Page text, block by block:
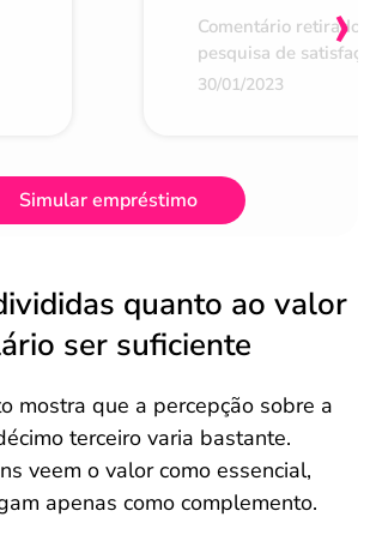
Comentário retirado
pesquisa de
30/01/2023
›
Simular empréstimo
quanto ao valor
ser suficiente
mostra que a percepção sobre a
terceiro varia bastante.
veem o valor como essencial,
apenas como complemento.